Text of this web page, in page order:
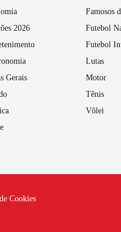
2026
Gerais
Famosos
Futebol
Futebol
Lutas
Motor
Tênis
Vôlei
Cookies